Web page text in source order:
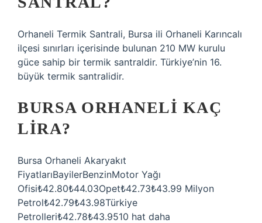
Orhaneli Termik Santrali, Bursa ili Orhaneli Karıncalı
ilçesi sınırları içerisinde bulunan 210 MW kurulu
güce sahip bir termik santraldir. Türkiye’nin 16.
büyük termik santralidir.
BURSA ORHANELI KAÇ
LIRA?
Bursa Orhaneli Akaryakıt
FiyatlarıBayilerBenzinMotor Yağı
Ofisi₺42.80₺44.03Opet₺42.73₺43.99 Milyon
Petrol₺42.79₺43.98Türkiye
Petrolleri₺42.78₺43.9510 hat daha